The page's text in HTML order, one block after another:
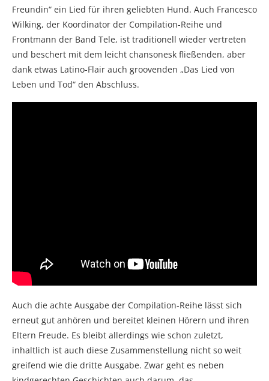
Freundin“ ein Lied für ihren geliebten Hund. Auch Francesco
Wilking, der Koordinator der Compilation-Reihe und
Frontmann der Band Tele, ist traditionell wieder vertreten
und beschert mit dem leicht chansonesk fließenden, aber
dank etwas Latino-Flair auch groovenden „Das Lied von
Leben und Tod“ den Abschluss.
Auch die achte Ausgabe der Compilation-Reihe lässt sich
erneut gut anhören und bereitet kleinen Hörern und ihren
Eltern Freude. Es bleibt allerdings wie schon zuletzt,
inhaltlich ist auch diese Zusammenstellung nicht so weit
greifend wie die dritte Ausgabe. Zwar geht es neben